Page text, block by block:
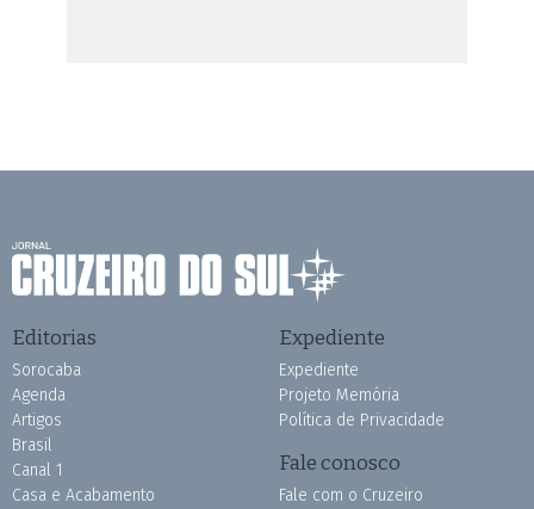
Editorias
Sorocaba
Agenda
Artigos
Brasil
Canal 1
Casa e Acabamento
Expediente
Expediente
Projeto Memória
Política de Privacidade
Fale conosco
Fale com o Cruzeiro